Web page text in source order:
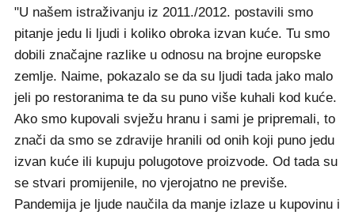
"U našem istraživanju iz 2011./2012. postavili smo
pitanje jedu li ljudi i koliko obroka izvan kuće. Tu smo
dobili značajne razlike u odnosu na brojne europske
zemlje. Naime, pokazalo se da su ljudi tada jako malo
jeli po restoranima te da su puno više kuhali kod kuće.
Ako smo kupovali svježu hranu i sami je pripremali, to
znači da smo se zdravije hranili od onih koji puno jedu
izvan kuće ili kupuju polugotove proizvode. Od tada su
se stvari promijenile, no vjerojatno ne previše.
Pandemija je ljude naučila da manje izlaze u kupovinu i